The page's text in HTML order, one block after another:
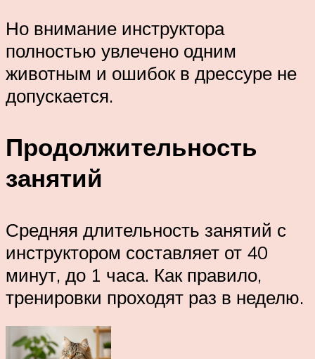
Но внимание инструктора
полностью увлечено одним
животным и ошибок в дрессуре не
допускается.
Продолжительность
занятий
Средняя длительность занятий с
инструктором составляет от 40
минут, до 1 часа. Как правило,
тренировки проходят раз в неделю.